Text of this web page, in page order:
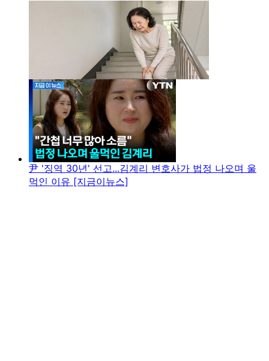
尹 '징역 30년' 선고...김계리 변호사가 법정 나오며 울
먹인 이유 [지금이뉴스]